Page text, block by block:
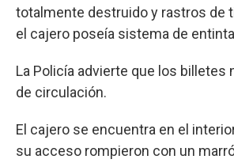
totalmente destruido y rastros de
el cajero poseía sistema de
La Policía advierte que los billetes
de circulación.
El cajero se encuentra en el
su acceso rompieron con un